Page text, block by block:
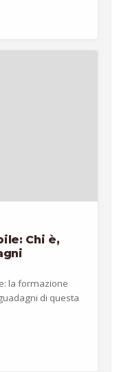
Chi è,
la formazione
di questa